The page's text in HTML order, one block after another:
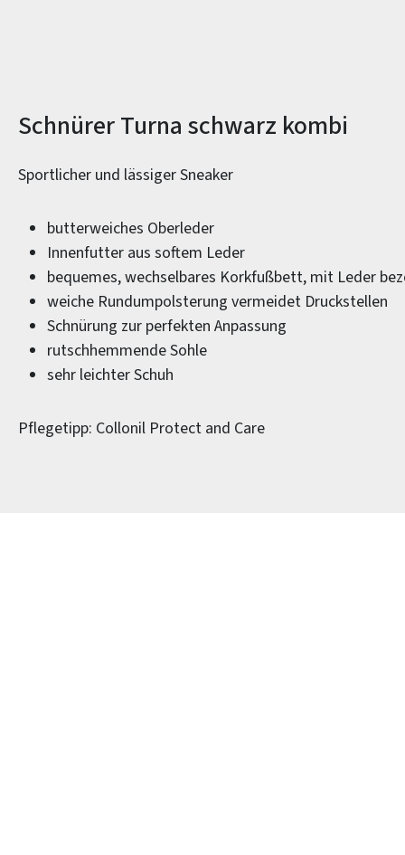
Produktinformationen
Schnürer Turna schwarz kombi
Sportlicher und lässiger Sneaker
butterweiches Oberleder
Innenfutter aus softem Leder
bequemes, wechselbares Korkfußbett, mit Leder
weiche Rundumpolsterung vermeidet Druckstellen
Schnürung zur perfekten Anpassung
rutschhemmende Sohle
sehr leichter Schuh
Pflegetipp: Collonil Protect and Care